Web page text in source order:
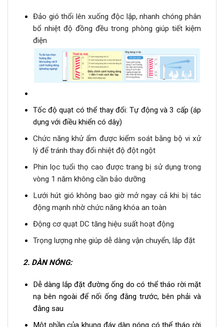
Đảo gió thổi lên xuống độc lập, nhanh chóng phân
bổ nhiệt độ đồng đều trong phòng giúp tiết kiệm
điện
Tốc độ quạt có thể thay đổi: Tự động và 3 cấp (áp
dụng với điều khiển có dây)
Chức năng khử ẩm được kiểm soát bằng bộ vi xử
lý để tránh thay đổi nhiệt độ đột ngột
Phin lọc tuổi thọ cao được trang bị sử dụng trong
vòng 1 năm không cần bảo dưỡng
Lưới hút gió không bao giờ mở ngay cả khi bị tác
động mạnh nhờ chức năng khóa an toàn
Động cơ quạt DC tăng hiệu suất hoạt động
Trọng lượng nhẹ giúp dễ dàng vận chuyển, lắp đặt
2. DÀN NÓNG:
Dễ dàng lắp đặt đường ống do có thể tháo rời mặt
nạ bên ngoài để nối ống đằng trước, bên phải và
đằng sau
Một phần của khung đáy dàn nóng có thể tháo rời